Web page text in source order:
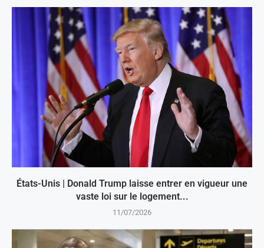
États-Unis | Donald Trump laisse entrer en vigueur une
vaste loi sur le logement...
11/07/2026